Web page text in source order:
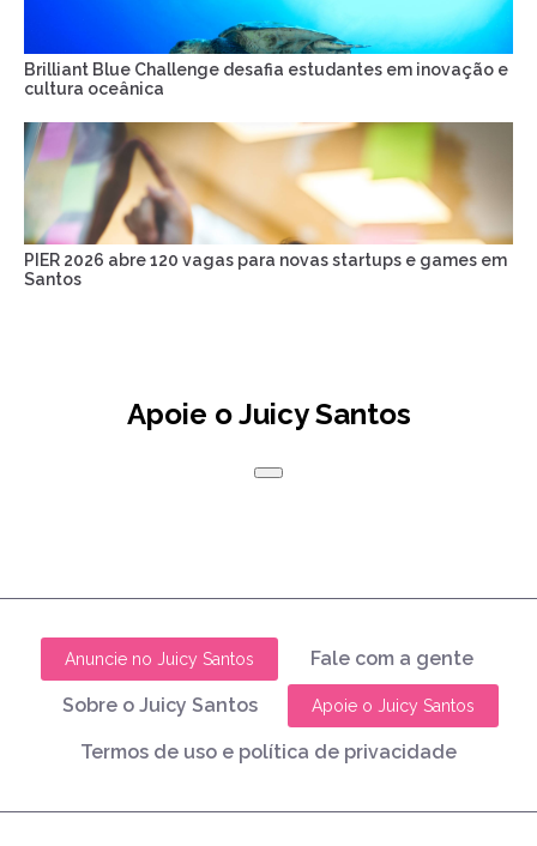
Brilliant Blue Challenge desafia estudantes em inovação e
cultura oceânica
PIER 2026 abre 120 vagas para novas startups e games em
Santos
Apoie o Juicy Santos
Anuncie no Juicy Santos Fale com a gente
Sobre o Juicy Santos Apoie o Juicy Santos
Termos de uso e política de privacidade